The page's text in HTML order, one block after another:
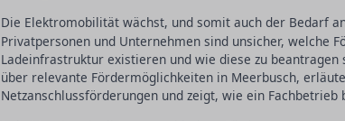
Die Elektromobilität wächst, und somit auch der Bedarf
Privatpersonen und Unternehmen sind unsicher, welche
Ladeinfrastruktur existieren und wie diese zu
über relevante Fördermöglichkeiten in Meerbusch,
Netzanschlussförderungen und zeigt, wie ein